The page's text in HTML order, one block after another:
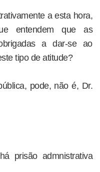
a esta hora,
entendem que as
a dar-se ao
tipo de atitude?
pode, não é, Dr.
prisão admnistrativa